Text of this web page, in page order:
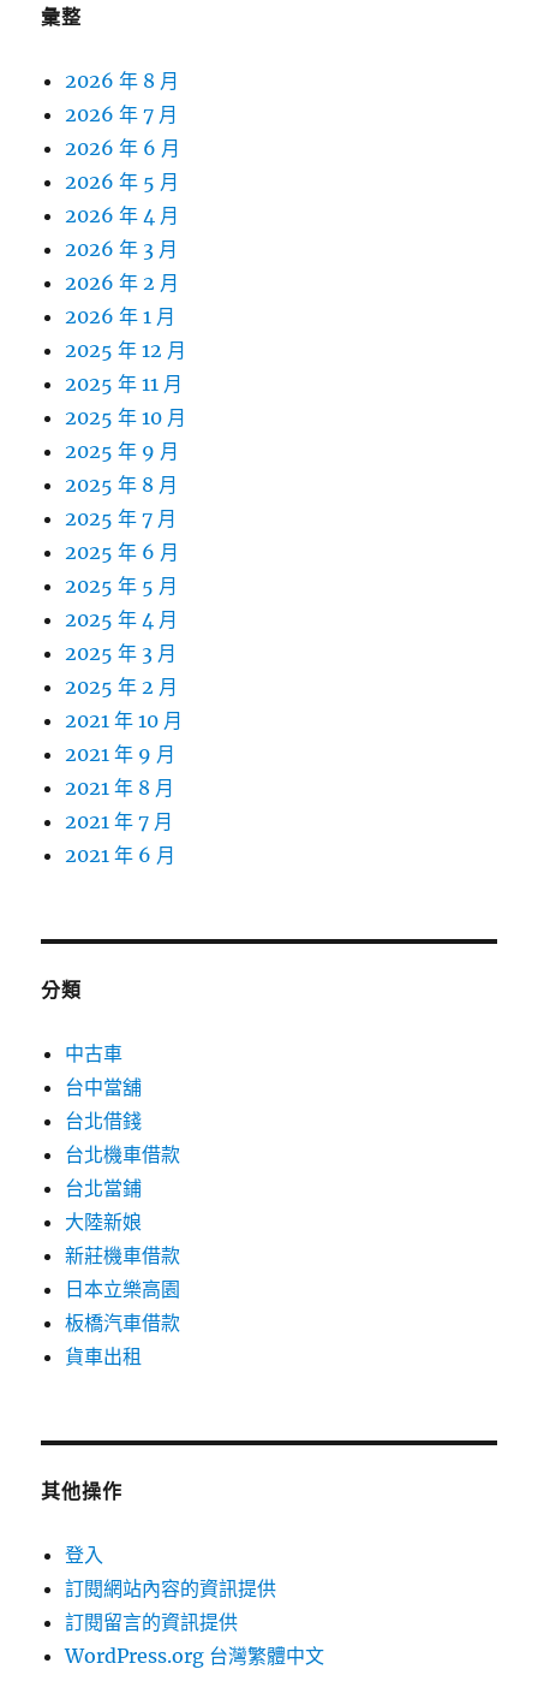
彙整
2026 年 8 月
2026 年 7 月
2026 年 6 月
2026 年 5 月
2026 年 4 月
2026 年 3 月
2026 年 2 月
2026 年 1 月
2025 年 12 月
2025 年 11 月
2025 年 10 月
2025 年 9 月
2025 年 8 月
2025 年 7 月
2025 年 6 月
2025 年 5 月
2025 年 4 月
2025 年 3 月
2025 年 2 月
2021 年 10 月
2021 年 9 月
2021 年 8 月
2021 年 7 月
2021 年 6 月
分類
中古車
台中當舖
台北借錢
台北機車借款
台北當鋪
大陸新娘
新莊機車借款
日本立樂高園
板橋汽車借款
貨車出租
其他操作
登入
訂閱網站內容的資訊提供
訂閱留言的資訊提供
WordPress.org 台灣繁體中文